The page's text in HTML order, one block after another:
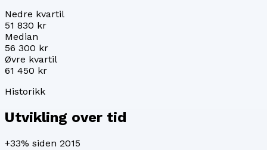
Nedre kvartil
51 830 kr
Median
56 300 kr
Øvre kvartil
61 450 kr
Historikk
Utvikling over tid
+33% siden 2015